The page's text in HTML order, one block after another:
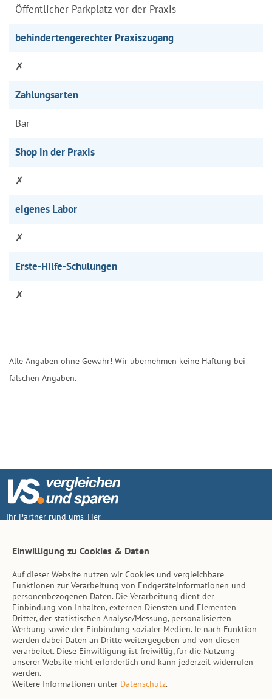
Öffentlicher Parkplatz vor der Praxis
behindertengerechter Praxiszugang
✗
Zahlungsarten
Bar
Shop in der Praxis
✗
eigenes Labor
✗
Erste-Hilfe-Schulungen
✗
Alle Angaben ohne Gewähr! Wir übernehmen keine Haftung bei
falschen Angaben.
Ihr Partner rund ums Tier
Inhalt
Tierarzt-Suche
Hinweise
AGB
Impressum
Datenschutz
Einwilligung zu Cookies & Daten
Auf dieser Website nutzen wir Cookies und vergleichbare
Funktionen zur Verarbeitung von Endgeräteinformationen und
personenbezogenen Daten. Die Verarbeitung dient der
Einbindung von Inhalten, externen Diensten und Elementen
Dritter, der statistischen Analyse/Messung, personalisierten
Werbung sowie der Einbindung sozialer Medien. Je nach Funktion
werden dabei Daten an Dritte weitergegeben und von diesen
verarbeitet. Diese Einwilligung ist freiwillig, für die Nutzung
unserer Website nicht erforderlich und kann jederzeit widerrufen
werden.
Weitere Informationen unter Datenschutz.